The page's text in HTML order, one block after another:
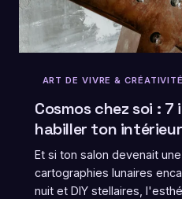
ART DE VIVRE & CRÉATIVITÉ
Cosmos chez soi :
habiller ton
Et si ton salon devenait
cartographies lunaires
nuit et DIY stellaires,